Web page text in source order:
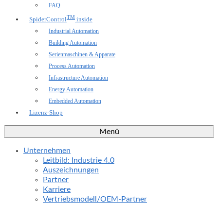
FAQ
SpiderControlTM inside
Industrial Automation
Building Automation
Serienmaschinen & Apparate
Process Automation
Infrastructure Automation
Energy Automation
Embedded Automation
Lizenz-Shop
Menü
Unternehmen
Leitbild: Industrie 4.0
Auszeichnungen
Partner
Karriere
Vertriebsmodell/OEM-Partner